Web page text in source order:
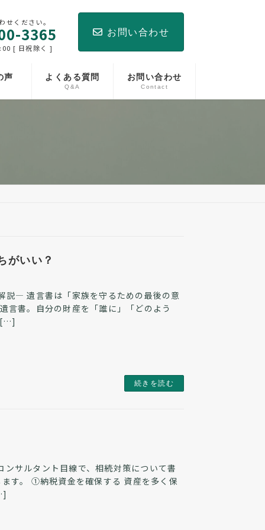
せください。
3365
[ 日祝除く ]
お問い合わせ
声 よくある質問
Q&A
お問い合わせ
Contact
がいい？
― 遺言書は「家族を守るための最後の意
言書。自分の財産を「誰に」「どのよう
[…]
続きを読む
サルタント目線で、相続対策について書
す。 ①納税資金を確保する 資産を多く保